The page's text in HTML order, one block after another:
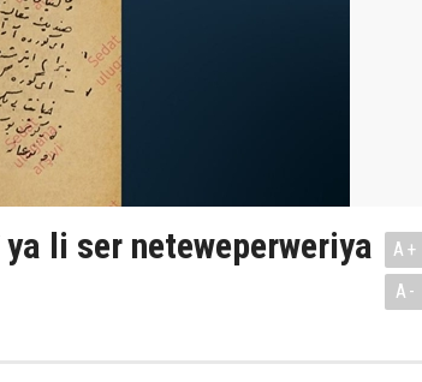
li ser neteweperweriya
A+
A-